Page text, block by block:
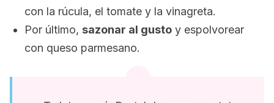
con la rúcula, el tomate y la vinagreta.
Por último, sazonar al gusto y espolvorear
con queso parmesano.